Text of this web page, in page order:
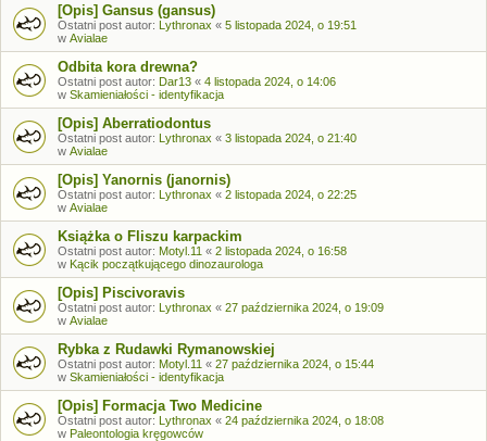
[Opis] Gansus (gansus)
Ostatni post autor: Lythronax « 5 listopada 2024, o 19:51
w Avialae
Odbita kora drewna?
Ostatni post autor: Dar13 « 4 listopada 2024, o 14:06
w Skamieniałości - identyfikacja
[Opis] Aberratiodontus
Ostatni post autor: Lythronax « 3 listopada 2024, o 21:40
w Avialae
[Opis] Yanornis (janornis)
Ostatni post autor: Lythronax « 2 listopada 2024, o 22:25
w Avialae
Książka o Fliszu karpackim
Ostatni post autor: Motyl.11 « 2 listopada 2024, o 16:58
w Kącik początkującego dinozaurologa
[Opis] Piscivoravis
Ostatni post autor: Lythronax « 27 października 2024, o 19:09
w Avialae
Rybka z Rudawki Rymanowskiej
Ostatni post autor: Motyl.11 « 27 października 2024, o 15:44
w Skamieniałości - identyfikacja
[Opis] Formacja Two Medicine
Ostatni post autor: Lythronax « 24 października 2024, o 18:08
w Paleontologia kręgowców